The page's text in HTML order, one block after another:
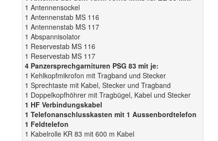
1 Antennensockel
1 Antennenstab MS 116
1 Antennenstab MS 117
1 Abspannisolator
1 Reservestab MS 116
1 Reservestab MS 117
4 Panzersprechgarnituren PSG 83 mit je:
1 Kehlkopfmikrofon mit Tragband und Stecker
1 Sprechtaste mit Kabel, Stecker und Tragband
1 Doppelkopfhöhrer mit Tragbügel, Kabel und Stecker
1 HF Verbindungskabel
1 Telefonanschlusskasten mit 1 Aussenbordtelefon
1 Feldtelefon
1 Kabelrolle KR 83 mit 600 m Kabel